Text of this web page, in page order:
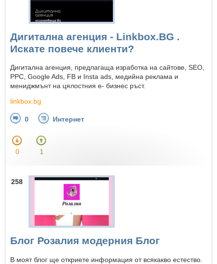
Дигитална агенция - Linkbox.BG .
Искате повече клиенти?
Дигитална агенция, предлагаща изработка на сайтове, SEO,
PPC, Google Ads, FB и Insta ads, медийна реклама и
мениджмънт на цялостния е- бизнес ръст.
linkbox.bg
0 Интернет
0 1
258
Блог Розалия модерния Блог
В моят блог ще откриете информация от всякакво естество.